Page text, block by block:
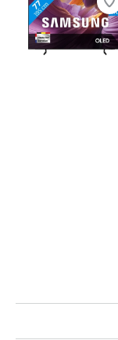
Beoordeling is 9,4